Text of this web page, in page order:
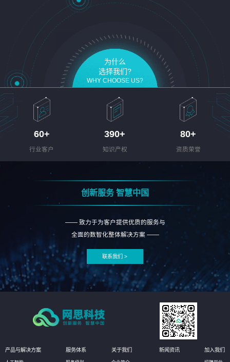
为什么
选择我们?
WHY CHOOSE US?
60+
行业客户
390+
知识产权
80+
资质荣誉
创新服务 智慧中国
—— 致力于为客户提供优质的服务与
全面的数智化整体解决方案 ——
联系我们 >
产品与解决方案 服务体系 关于我们 新闻资讯 加入我们